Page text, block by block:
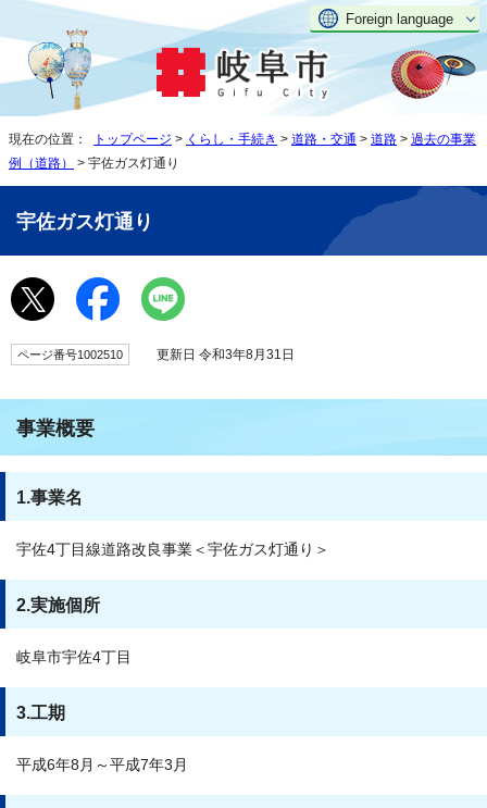
Foreign language
現在の位置： トップページ > くらし・手続き > 道路・交通 > 道路 > 過去の事業
例（道路）
> 宇佐ガス灯通り
宇佐ガス灯通り
ページ番号1002510 更新日 令和3年8月31日
事業概要
1.事業名
宇佐4丁目線道路改良事業＜宇佐ガス灯通り＞
2.実施個所
岐阜市宇佐4丁目
3.工期
平成6年8月～平成7年3月